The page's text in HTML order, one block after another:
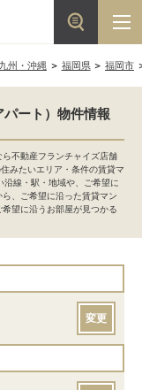
九州・沖縄 福岡県 福岡市
ート）物件情報
不動産フランチャイズ店舗
みたいエリア・条件の賃貸マ
線・駅・地域や、ご希望に
、ご希望に沿った賃貸マン
望に沿うお部屋が見つかる
変更